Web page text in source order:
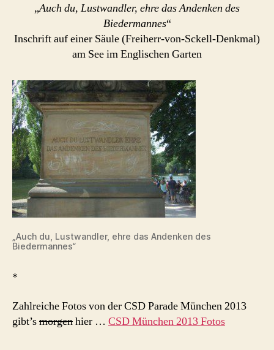
„Auch du, Lustwandler, ehre das Andenken des
Biedermannes“
Inschrift auf einer Säule (Freiherr-von-Sckell-Denkmal)
am See im Englischen Garten
„Auch du, Lustwandler, ehre das Andenken des
Biedermannes“
*
Zahlreiche Fotos von der CSD Parade München 2013
gibt’smorgenhier … CSD München 2013 Fotos